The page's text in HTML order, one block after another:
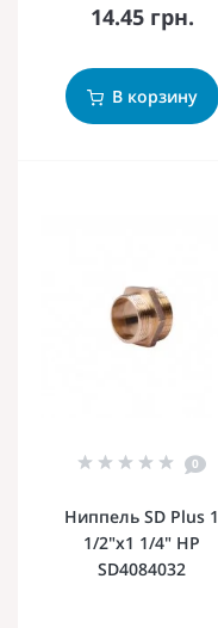
14.45 грн.
В корзину
0
Ниппель SD Plus 1
1/2"х1 1/4" НР
SD4084032